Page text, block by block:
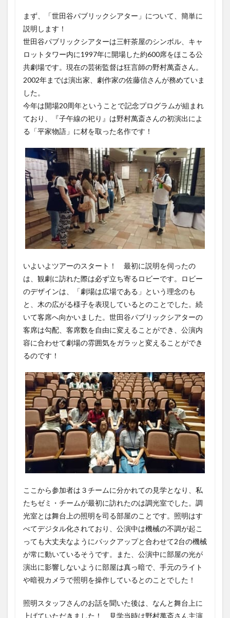
まず、「世田谷パブリックシアター」について、簡単に
説明します！
世田谷パブリックシアターは三軒茶屋のシンボル、キャ
ロットタワー内に1997年に開場した約600席をほこる公
共劇場です。現在の芸術監督は狂言師の野村萬斎さん。
2002年までは演出家、劇作家の佐藤信さんが務めていま
した。
今年は開場20周年ということで記念プログラムが組まれ
ており、『子午線の祀り』は野村萬斎さんの初演出によ
る「平家物語」に材を取った名作です！
いよいよツアーのスタート！ 最初に説明を伺ったの
は、観劇に訪れた際は必ず立ち寄るロビーです。ロビー
のデザインは、「劇場は広場である」という理念のも
と、木の広がる様子を表現しているとのことでした。続
いて客席へ向かいました。世田谷パブリックシアターの
客席は勾配、客席数を自由に変えることができ、公演内
容に合わせて劇場の雰囲気をガラッと変えることができ
るのです！
ここから参加者は３チームに分かれての見学となり、私
たちゼミ・チームが最初に訪れたのは調光室でした。調
光室とは舞台上の照明を司る部屋のことです。照明はす
べてデジタル化されており、公演中は機械の不調が起こ
っても大丈夫なようにバックアップと合わせて2台の機械
が常に動いているそうです。また、公演中に部屋の光が
演出に影響しないように部屋は真っ暗で、手元のライト
や暗視カメラで照明を操作しているとのことでした！
照明スタッフさんのお話を聞いた後は、なんと舞台上に
上げていただきました！ 見学当時は野村萬斎さん主演